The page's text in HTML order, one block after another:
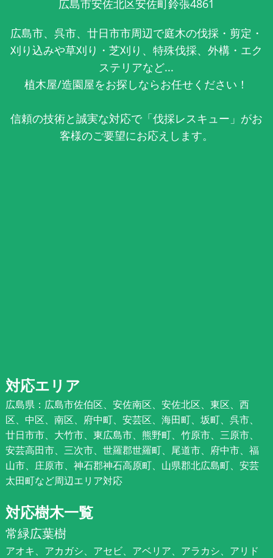
広島市安佐北区安佐町鈴張4861
広島市、呉市、廿日市市周辺で庭木の伐採・剪定・
刈り込みや草刈り・芝刈り、特殊伐採、外構・エク
ステリアなど...
植木屋/造園屋をお探しならお任せください！
信頼の技術と誠実な対応で「伐採レスキュー」がお
客様のご要望にお応えします。
対応エリア
広島県：広島市佐伯区、安佐南区、安佐北区、東区、西
区、中区、南区、府中町、安芸区、海田町、坂町、呉市、
廿日市市、大竹市、東広島市、熊野町、竹原市、三原市、
安芸高田市、三次市、世羅郡世羅町、尾道市、府中市、福
山市、庄原市、神石郡神石高原町、山県郡北広島町、安芸
太田町など周辺エリア対応
対応樹木一覧
常緑広葉樹
アオキ、アカガシ、アセビ、アベリア、アラカシ、アリド